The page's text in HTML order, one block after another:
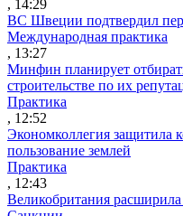
, 14:29
ВС Швеции подтвердил
Международная практика
, 13:27
Минфин планирует
строительстве по их
Практика
, 12:52
Экономколлегия защитила
пользование землей
Практика
, 12:43
Великобритания